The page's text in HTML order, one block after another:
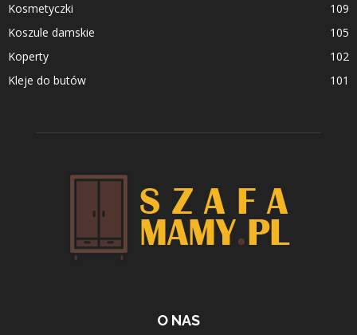
Kosmetyczki
109
Koszule damskie
105
Koperty
102
Kleje do butów
101
O NAS